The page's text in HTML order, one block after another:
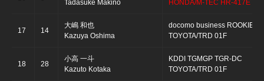
Tadasuke Makino
HONDA/M-TEC HR-417E
17 14
大嶋 和也
Kazuya Oshima
docomo business ROOKIE
TOYOTA/TRD 01F
18 28
小高 一斗
Kazuto Kotaka
KDDI TGMGP TGR-DC
TOYOTA/TRD 01F